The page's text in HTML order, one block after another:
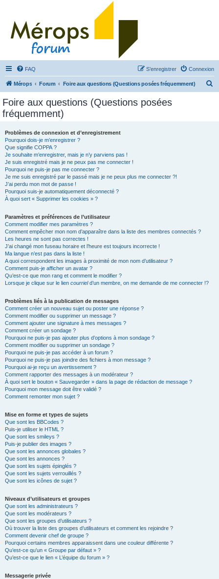
FAQ Connexion
S’enregistrer
Mérops Forum Foire aux questions (Questions posées fréquemment)
Foire aux questions (Questions posées
fréquemment)
Problèmes de connexion et d’enregistrement
Pourquoi dois-je m’enregistrer ?
Que signifie COPPA ?
Je souhaite m’enregistrer, mais je n’y parviens pas !
Je suis enregistré mais je ne peux pas me connecter !
Pourquoi ne puis-je pas me connecter ?
Je me suis enregistré par le passé mais je ne peux plus me connecter ?!
J’ai perdu mon mot de passe !
Pourquoi suis-je automatiquement déconnecté ?
À quoi sert « Supprimer les cookies » ?
Paramètres et préférences de l’utilisateur
Comment modifier mes paramètres ?
Comment empêcher mon nom d’apparaître dans la liste des membres connectés ?
Les heures ne sont pas correctes !
J’ai changé mon fuseau horaire et l’heure est toujours incorrecte !
Ma langue n’est pas dans la liste !
A quoi correspondent les images à proximité de mon nom d’utilisateur ?
Comment puis-je afficher un avatar ?
Qu’est-ce que mon rang et comment le modifier ?
Lorsque je clique sur le lien courrield’un membre, on me demande de me connecter !?
Problèmes liés à la publication de messages
Comment créer un nouveau sujet ou poster une réponse ?
Comment modifier ou supprimer un message ?
Comment ajouter une signature à mes messages ?
Comment créer un sondage ?
Pourquoi ne puis-je pas ajouter plus d’options à mon sondage ?
Comment modifier ou supprimer un sondage ?
Pourquoi ne puis-je pas accéder à un forum ?
Pourquoi ne puis-je pas joindre des fichiers à mon message ?
Pourquoi ai-je reçu un avertissement ?
Comment rapporter des messages à un modérateur ?
À quoi sert le bouton « Sauvegarder » dans la page de rédaction de message ?
Pourquoi mon message doit être validé ?
Comment remonter mon sujet ?
Mise en forme et types de sujets
Que sont les BBCodes ?
Puis-je utiliser le HTML ?
Que sont les smileys ?
Puis-je publier des images ?
Que sont les annonces globales ?
Que sont les annonces ?
Que sont les sujets épinglés ?
Que sont les sujets verrouillés ?
Que sont les icônes de sujet ?
Niveaux d’utilisateurs et groupes
Que sont les administrateurs ?
Que sont les modérateurs ?
Que sont les groupes d’utilisateurs ?
Où trouver la liste des groupes d’utilisateurs et comment les rejoindre ?
Comment devenir chef de groupe ?
Pourquoi certains membres apparaissent dans une couleur différente ?
Qu’est-ce qu’un « Groupe par défaut » ?
Qu’est-ce que le lien « L’équipe du forum » ?
Messagerie privée